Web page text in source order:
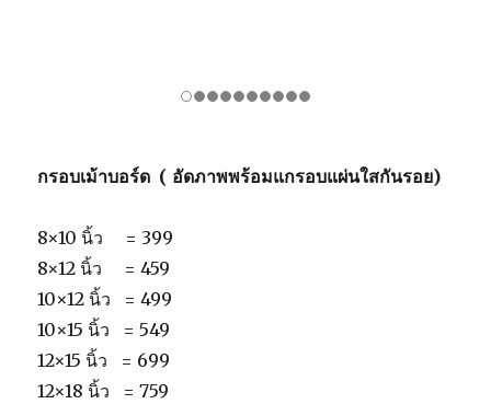
กรอบเม้าบอร์ด ( อัดภาพพร้อมแกรอบแผ่นใสกันรอย)
8×10 นิ้ว = 399
8×12 นิ้ว = 459
10×12 นิ้ว = 499
10×15 นิ้ว = 549
12×15 นิ้ว = 699
12×18 นิ้ว = 759